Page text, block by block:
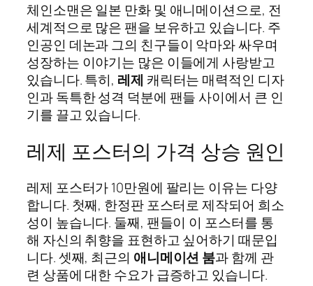
체인소맨은 일본 만화 및 애니메이션으로, 전
세계적으로 많은 팬을 보유하고 있습니다. 주
인공인 데논과 그의 친구들이 악마와 싸우며
성장하는 이야기는 많은 이들에게 사랑받고
있습니다. 특히, 레제 캐릭터는 매력적인 디자
인과 독특한 성격 덕분에 팬들 사이에서 큰 인
기를 끌고 있습니다.
레제 포스터의 가격 상승 원인
레제 포스터가 10만원에 팔리는 이유는 다양
합니다. 첫째, 한정판 포스터로 제작되어 희소
성이 높습니다. 둘째, 팬들이 이 포스터를 통
해 자신의 취향을 표현하고 싶어하기 때문입
니다. 셋째, 최근의 애니메이션 붐과 함께 관
련 상품에 대한 수요가 급증하고 있습니다.